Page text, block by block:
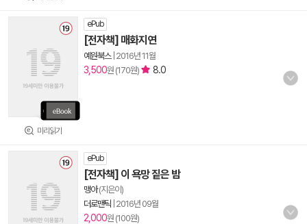
미리읽기
ePub
[전자책] 매화지연
예원북스| 2016년 11월
3,500원 (170원) 8.0
ePub
[전자책] 이 욕망 짙은 밤
맹아(지은이)
더로맨틱 2016년 09월
2,000원 (100원)